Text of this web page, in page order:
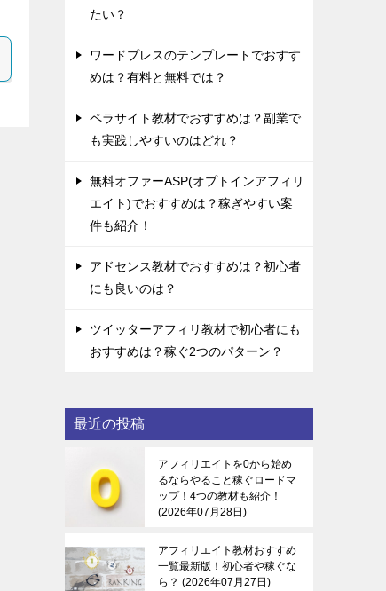
たい？
ワードプレスのテンプレートでおすす
めは？有料と無料では？
ペラサイト教材でおすすめは？副業で
も実践しやすいのはどれ？
無料オファーASP(オプトインアフィリ
エイト)でおすすめは？稼ぎやすい案
件も紹介！
アドセンス教材でおすすめは？初心者
にも良いのは？
ツイッターアフィリ教材で初心者にも
おすすめは？稼ぐ2つのパターン？
最近の投稿
アフィリエイトを0から始め
るならやること稼ぐロードマ
ップ！4つの教材も紹介！
2026年07月28日
アフィリエイト教材おすすめ
一覧最新版！初心者や稼ぐな
ら？
2026年07月27日